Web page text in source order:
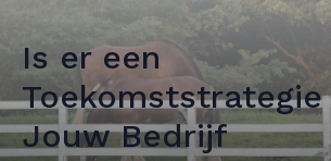
Is er een
Toekomststrategie
Jouw Bedrijf